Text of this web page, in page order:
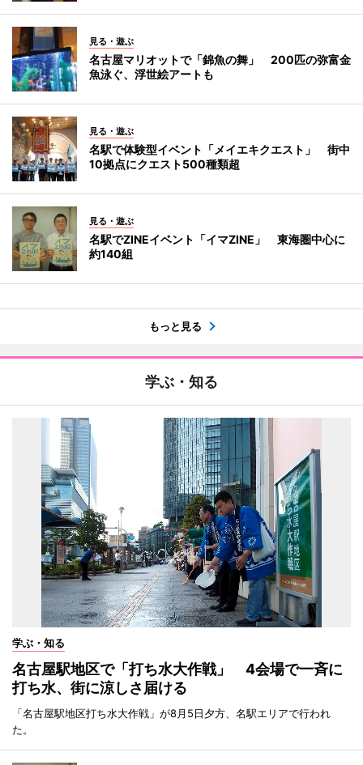
見る・遊ぶ
名古屋マリオットで「錦魚の舞」 200匹の弥富金
魚泳ぐ、浮世絵アートも
見る・遊ぶ
名駅で体験型イベント「メイエキクエスト」 街中
10拠点にクエスト500種類超
見る・遊ぶ
名駅でZINEイベント「イマZINE」 東海圏中心に
約140組
もっと見る
学ぶ・知る
学ぶ・知る
名古屋駅地区で「打ち水大作戦」 4会場で一斉に
打ち水、街に涼しさ届ける
「名古屋駅地区打ち水大作戦」が8月5日夕方、名駅エリアで行われ
た。